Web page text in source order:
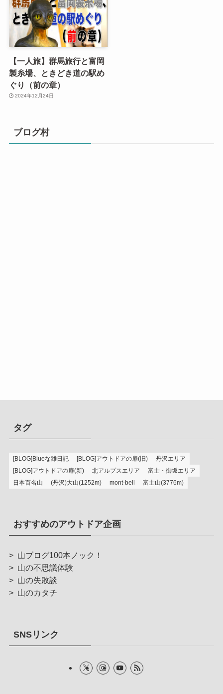
【一人旅】群馬旅行と富岡
製糸場、ときどき道の駅め
ぐり（前の章）
2024年12月24日
ブログ村
タグ
[BLOG]Blueな雑日記 [BLOG]アウトドアの扉(旧)
丹沢エリア
[BLOG]アウトドアの扉(新)
北アルプスエリア
富士・御坂エリア
日本百名山
(丹沢)大山(1252m) mont-bell 富士山(3776m)
おすすめのアウトドア企画
> 山ブログ100本ノック！
> 山の不思議体験
> 山の失敗談
> 山のカタチ
SNSリンク